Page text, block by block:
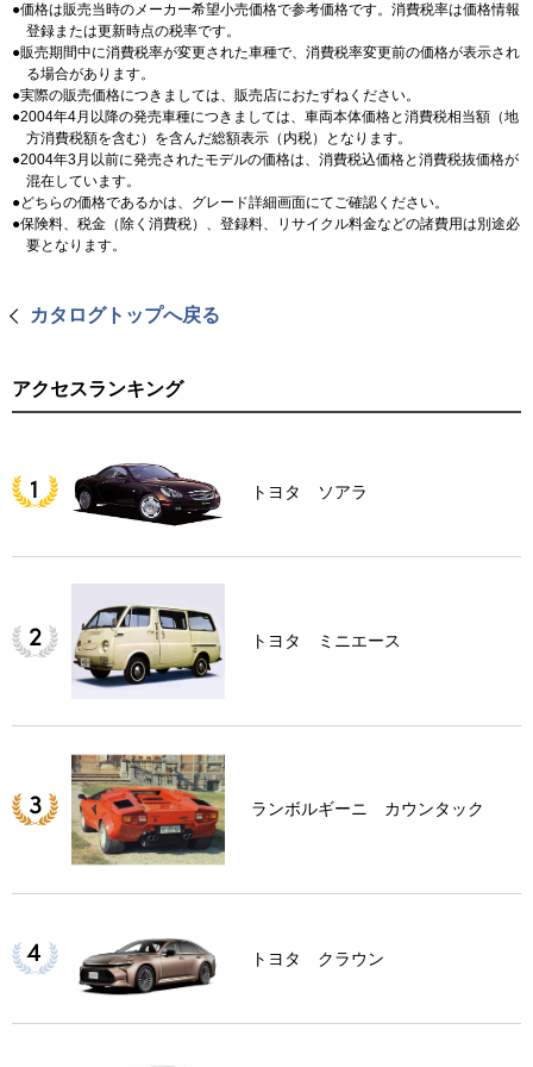
価格は販売当時のメーカー希望小売価格で参考価格です。消費税率は価格情報
登録または更新時点の税率です。
販売期間中に消費税率が変更された車種で、消費税率変更前の価格が表示され
る場合があります。
実際の販売価格につきましては、販売店におたずねください。
2004年4月以降の発売車種につきましては、車両本体価格と消費税相当額（地
方消費税額を含む）を含んだ総額表示（内税）となります。
2004年3月以前に発売されたモデルの価格は、消費税込価格と消費税抜価格が
混在しています。
どちらの価格であるかは、グレード詳細画面にてご確認ください。
保険料、税金（除く消費税）、登録料、リサイクル料金などの諸費用は別途必
要となります。
カタログトップへ戻る
アクセスランキング
トヨタ ソアラ
トヨタ ミニエース
ランボルギーニ カウンタック
トヨタ クラウン